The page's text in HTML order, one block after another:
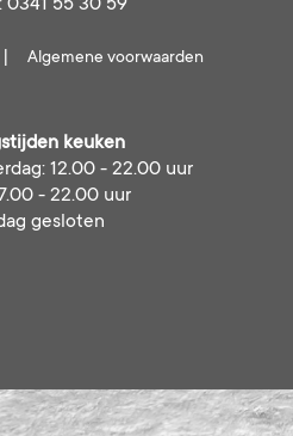
| Algemene voorwaarden
keuken
12.00 - 22.00 uur
- 22.00 uur
gesloten